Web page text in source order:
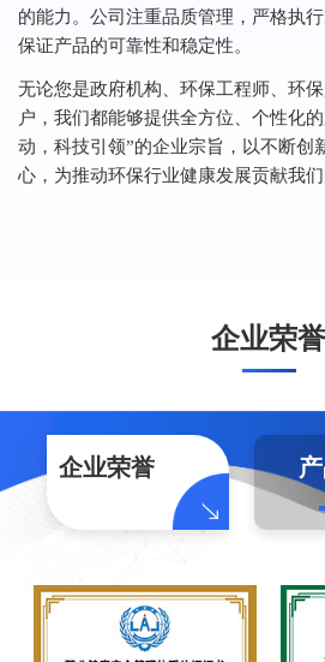
的能力。公司注重品质管理，严格执行
保证产品的可靠性和稳定性。
无论您是政府机构、环保工程师、环
户，我们都能够提供全方位、个性化
动，科技引领”的企业宗旨，以不断创
心，为推动环保行业健康发展贡献我们
企业荣誉
企业荣誉